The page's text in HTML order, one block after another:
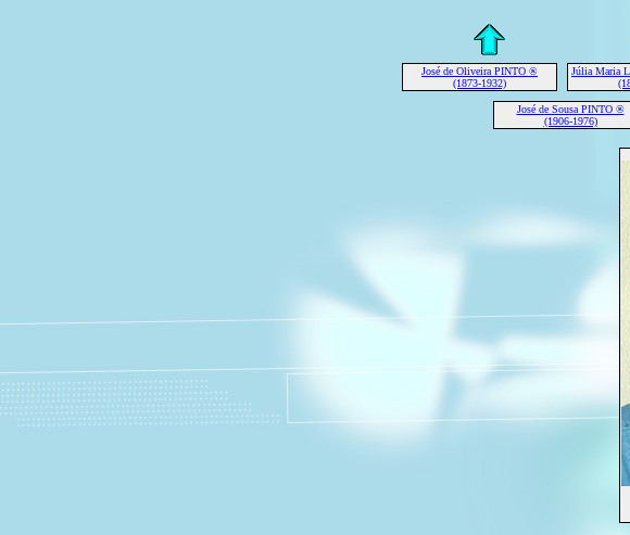
José de Oliveira PINTO ®
(1873-1932)
Júlia Maria
José de Sousa PINTO ®
(1906-1976)